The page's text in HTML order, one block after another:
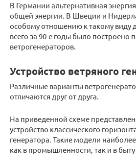
В Германии альтернативная
общей энергии. В Швеции и
особому отношению к такому виду
всего за 90-е годы было построено
ветрогенераторов.
Устройство ветряного
Различные варианты
отличаются друг от друга.
На приведенной схеме
устройство классического
генератора. Такие модели
как в промышленности, так и в быту